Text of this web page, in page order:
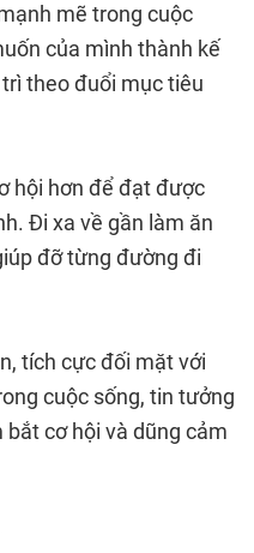
mẽ trong cuộc
của mình thành kế
theo đuổi mục tiêu
hội hơn để đạt được
Đi xa về gần làm ăn
đỡ từng đường đi
tích cực đối mặt với
cuộc sống, tin tưởng
cơ hội và dũng cảm